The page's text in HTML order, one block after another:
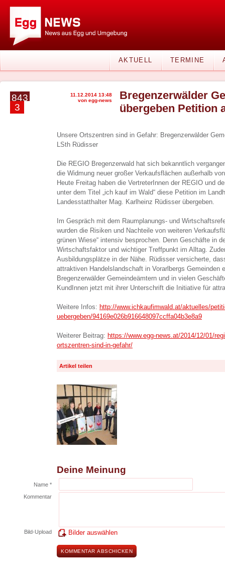
AKTUELL TERMINE
843
3
11.12.2014 13:48
von egg-news
Bregenzerwälder
übergeben Petition
Unsere Ortszentren sind in Gefahr: Bregenzerwälder
LSth Rüdisser
Die REGIO Bregenzerwald hat sich bekanntlich
die Widmung neuer großer Verkaufsflächen außerhalb
Heute Freitag haben die VertreterInnen der REGIO und
unter dem Titel „ich kauf im Wald“ diese Petition im
Landesstatthalter Mag. Karlheinz Rüdisser übergeben.
Im Gespräch mit dem Raumplanungs- und
wurden die Risiken und Nachteile von weiteren
grünen Wiese“ intensiv besprochen. Denn Geschäfte in
Wirtschaftsfaktor und wichtiger Treffpunkt im Alltag.
Ausbildungsplätze in der Nähe. Rüdisser versicherte,
attraktiven Handelslandschaft in Vorarlbergs Gemeinden
Bregenzerwälder Gemeindeämtern und in vielen
KundInnen jetzt mit ihrer Unterschrift die Initiative für
Weitere Infos: http://www.ichkaufimwald.at/aktuelles/
uebergeben/94169e026b916648097ccffa04b3e8a9
Weiterer Beitrag: https://www.egg-news.at/2014/12/01/
ortszentren-sind-in-gefahr/
Artikel teilen
Deine Meinung
Name *
Kommentar
Bild-Upload Bilder auswählen